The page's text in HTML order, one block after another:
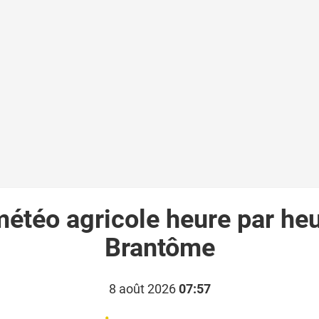
agricole heure par
Brantôme
8 août 202607:57